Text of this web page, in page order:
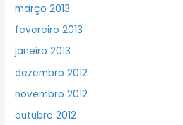
março 2013
fevereiro 2013
janeiro 2013
dezembro 2012
novembro 2012
outubro 2012